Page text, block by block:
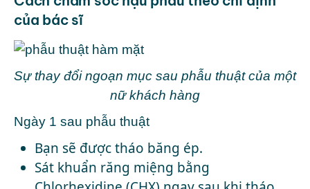
của bác sĩ
Sự thay đổi ngoạn mục sau phẫu thuật của một
nữ khách hàng
Ngày 1 sau phẫu thuật
Bạn sẽ được tháo băng ép.
Sát khuẩn răng miệng bằng